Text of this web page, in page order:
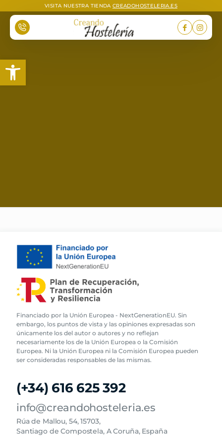
Abrir barra de herramientas
VISITA NUESTRA TIENDACREADOHOSTELERIA.ES
(+34) 616 625 392
info@creandohosteleria.es
Rúa de Mallou, 54, 15703,
Santiago de Compostela, A Coruña, España
Financiado por la Unión Europea - NextGenerationEU. Sin
embargo, los puntos de vista y las opiniones expresadas son
únicamente los del autor o autores y no reflejan
necesariamente los de la Unión Europea o la Comisión
Europea. Ni la Unión Europea ni la Comisión Europea pueden
ser consideradas responsables de las mismas.